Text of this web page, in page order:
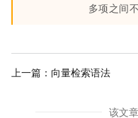
多项之间
上一篇： 向量检索语法
该文